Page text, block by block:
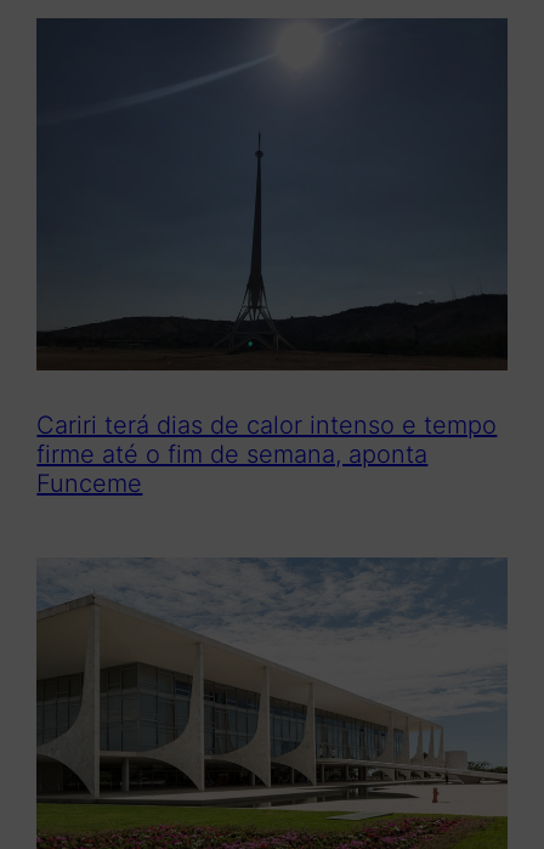
Cariri terá dias de calor intenso e tempo
firme até o fim de semana, aponta
Funceme